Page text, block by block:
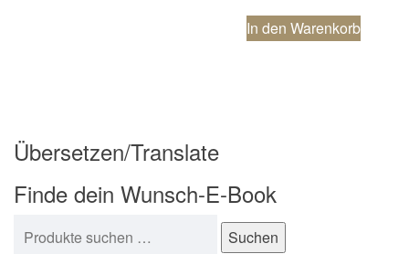
In den Warenkorb
Übersetzen/Translate
Finde dein Wunsch-E-Book
Suchen